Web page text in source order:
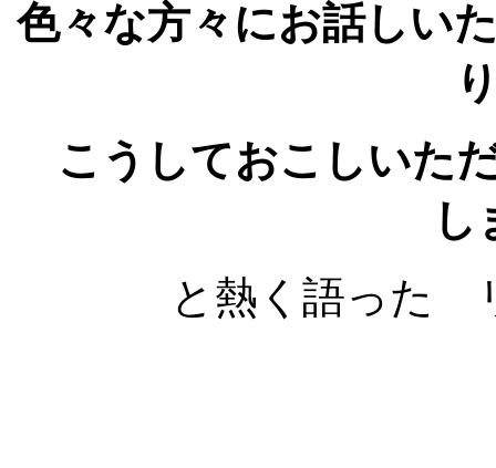
色々な方々にお話しい
こうしておこしいた
し
と熱く語った